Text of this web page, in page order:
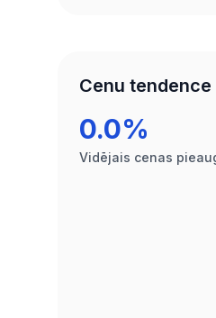
Cenu
0.0%
Vidējais cenas